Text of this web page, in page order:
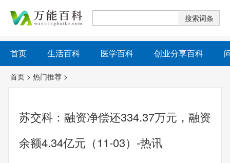
首页 生活百科 医学百科 创业分享百科
首页 > 热门推荐 >
苏交科：融资净偿还334.37万元，融资
余额4.34亿元（11-03）-热讯